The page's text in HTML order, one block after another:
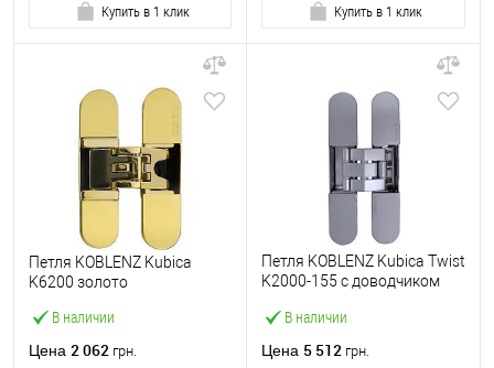
Купить в 1 клик Купить в 1 клик
В наличии
Петля KOBLENZ Kubica
K6200 золото
Цена 2 062 грн.
В наличии
Петля KOBLENZ Kubica Twist
K2000-155 с доводчиком
Цена 5 512 грн.